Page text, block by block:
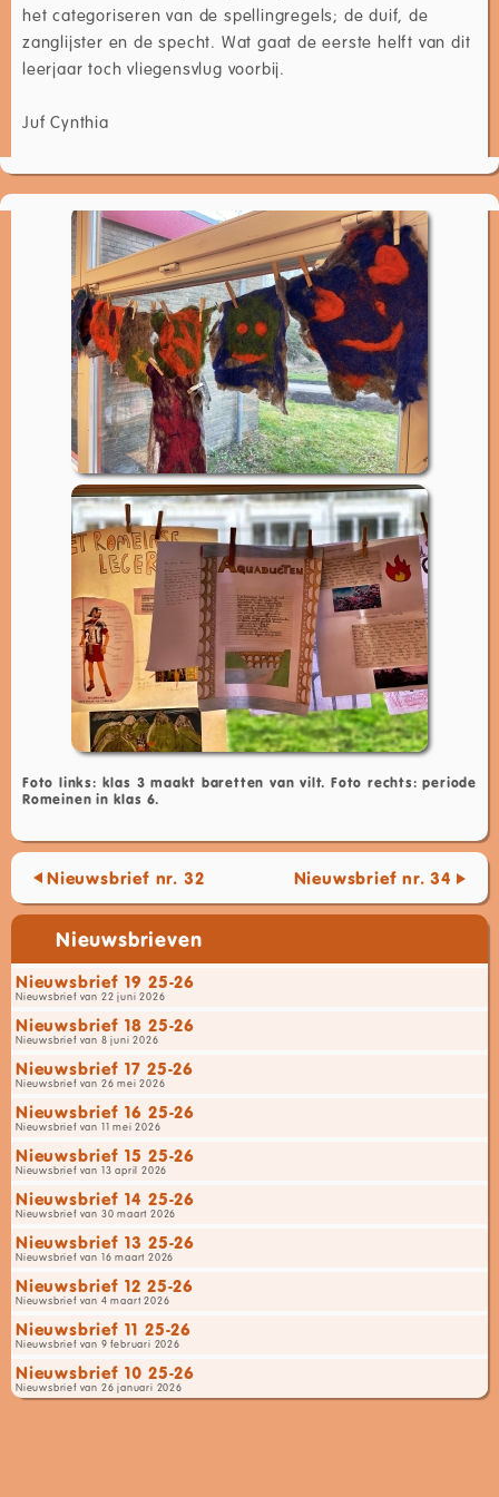
het categoriseren van de spellingregels; de duif, de
zanglijster en de specht. Wat gaat de eerste helft van dit
leerjaar toch vliegensvlug voorbij.
Juf Cynthia
Foto links: klas 3 maakt baretten van vilt. Foto rechts: periode
Romeinen in klas 6.
Nieuwsbrief nr. 32 Nieuwsbrief nr. 34
Nieuwsbrieven
Nieuwsbrief 19 25-26
Nieuwsbrief van 22 juni 2026
Nieuwsbrief 18 25-26
Nieuwsbrief van 8 juni 2026
Nieuwsbrief 17 25-26
Nieuwsbrief van 26 mei 2026
Nieuwsbrief 16 25-26
Nieuwsbrief van 11 mei 2026
Nieuwsbrief 15 25-26
Nieuwsbrief van 13 april 2026
Nieuwsbrief 14 25-26
Nieuwsbrief van 30 maart 2026
Nieuwsbrief 13 25-26
Nieuwsbrief van 16 maart 2026
Nieuwsbrief 12 25-26
Nieuwsbrief van 4 maart 2026
Nieuwsbrief 11 25-26
Nieuwsbrief van 9 februari 2026
Nieuwsbrief 10 25-26
Nieuwsbrief van 26 januari 2026